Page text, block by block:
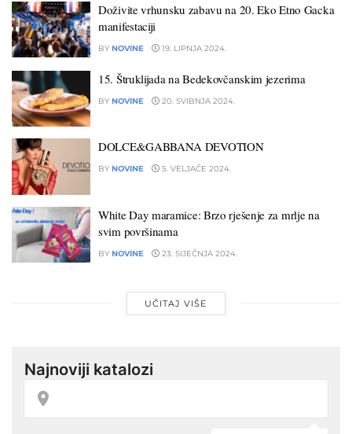
Doživite vrhunsku zabavu na 20. Eko Etno Gacka
manifestaciji
BY NOVINE 19. LIPNJA 2024.
15. Štruklijada na Bedekovčanskim jezerima
BY NOVINE 20. SVIBNJA 2024.
DOLCE&GABBANA DEVOTION
BY NOVINE 5. VELJAČE 2024.
White Day maramice: Brzo rješenje za mrlje na
svim površinama
BY NOVINE 23. SIJEČNJA 2024.
UČITAJ VIŠE